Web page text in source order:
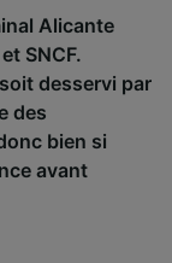
Alicante
SNCF.
desservi par
des
bien si
avant